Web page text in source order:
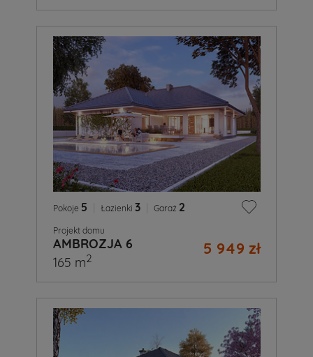
Pokoje 5 Łazienki 3 Garaż 2
Projekt domu
AMBROZJA 6 5 949 zł
165 m2